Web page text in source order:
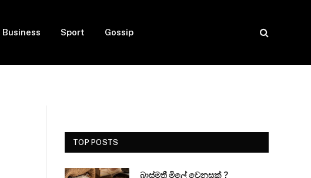
Business Sport Gossip
TOP POSTS
බාස්මතී මිලේ වෙනසක් ?